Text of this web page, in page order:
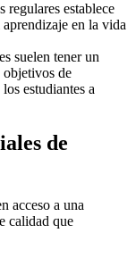
regulares establece
en la vida
suelen tener un
objetivos de
estudiantes a
de
acceso a una
calidad que